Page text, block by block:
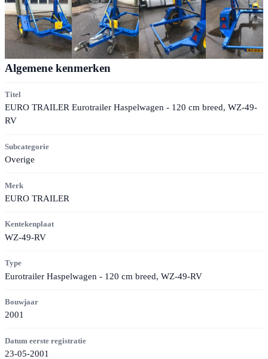
Algemene kenmerken
Titel
EURO TRAILER Eurotrailer Haspelwagen - 120 cm breed, WZ-49-
RV
Subcategorie
Overige
Merk
EURO TRAILER
Kentekenplaat
WZ-49-RV
Type
Eurotrailer Haspelwagen - 120 cm breed, WZ-49-RV
Bouwjaar
2001
Datum eerste registratie
23-05-2001